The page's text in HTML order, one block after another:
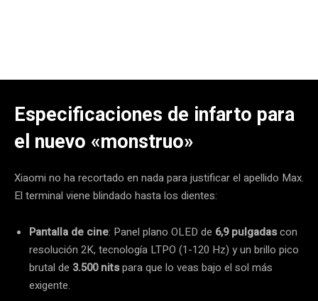
Especificaciones de infarto para
el nuevo «monstruo»
Xiaomi no ha recortado en nada para justificar el apellido Max.
El terminal viene blindado hasta los dientes:
Pantalla de cine: Panel plano OLED de 6,9 pulgadascon
resolución 2K, tecnología LTPO (1-120 Hz) y un brillo pico
brutal de 3.500 nitspara que lo veas bajo el sol más
exigente.